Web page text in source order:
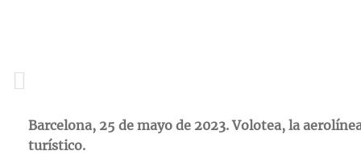
Barcelona, 25 de mayo de 2023. Volotea, la
turístico.